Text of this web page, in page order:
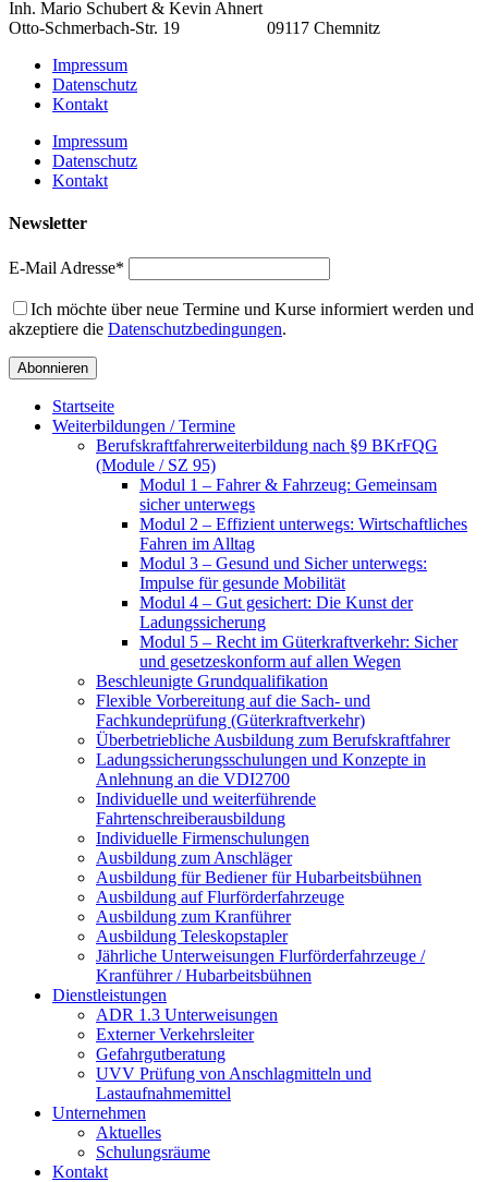
Inh. Mario Schubert & Kevin Ahnert
Otto-Schmerbach-Str. 19 09117 Chemnitz
Impressum
Datenschutz
Kontakt
Impressum
Datenschutz
Kontakt
Newsletter
E-Mail Adresse*
Ich möchte über neue Termine und Kurse informiert werden und
akzeptiere die Datenschutzbedingungen.
Startseite
Weiterbildungen / Termine
Berufskraftfahrer­weiterbildung nach §9 BKrFQG
(Module / SZ 95)
Modul 1 – Fahrer & Fahrzeug: Gemeinsam
sicher unterwegs
Modul 2 – Effizient unterwegs: Wirtschaftliches
Fahren im Alltag
Modul 3 – Gesund und Sicher unterwegs:
Impulse für gesunde Mobilität
Modul 4 – Gut gesichert: Die Kunst der
Ladungssicherung
Modul 5 – Recht im Güterkraftverkehr: Sicher
und gesetzeskonform auf allen Wegen
Beschleunigte Grundqualifikation
Flexible Vorbereitung auf die Sach- und
Fachkundeprüfung (Güterkraftverkehr)
Überbetriebliche Ausbildung zum Berufskraftfahrer
Ladungssicherungsschulungen und Konzepte in
Anlehnung an die VDI2700
Individuelle und weiterführende
Fahrtenschreiberausbildung
Individuelle Firmenschulungen
Ausbildung zum Anschläger
Ausbildung für Bediener für Hubarbeitsbühnen
Ausbildung auf Flurförderfahrzeuge
Ausbildung zum Kranführer
Ausbildung Teleskopstapler
Jährliche Unterweisungen Flurförderfahrzeuge /
Kranführer / Hubarbeitsbühnen
Dienstleistungen
ADR 1.3 Unterweisungen
Externer Verkehrsleiter
Gefahrgutberatung
UVV Prüfung von Anschlagmitteln und
Lastaufnahmemittel
Unternehmen
Aktuelles
Schulungsräume
Kontakt